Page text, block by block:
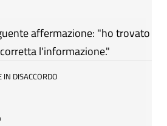
affermazione: "ho trovato
l'informazione."
DISACCORDO